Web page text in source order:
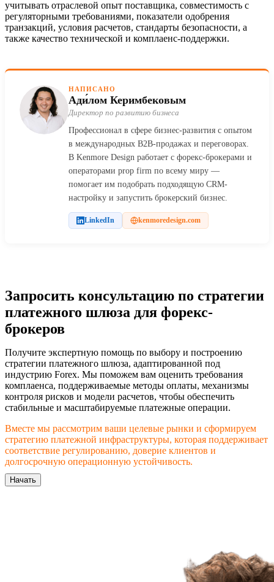
учитывать отраслевой опыт поставщика, совместимость с
регуляторными требованиями, показатели одобрения
транзакций, условия расчетов, стандарты безопасности, а
также качество технической и комплаенс-поддержки.
НАПИСАНО
Ади́лом Керимбековым
Директор по развитию бизнеса
Профессионал в сфере бизнес-развития с опытом
в международных B2B-продажах и переговорах.
В Kenmore Design работает с форекс-брокерами и
операторами prop firm по всему миру —
помогает им подобрать подходящую CRM-
настройку и запустить брокерский бизнес.
LinkedIn kenmoredesign.com
Запросить консультацию по стратегии
платежного шлюза для форекс-
брокеров
Получите экспертную помощь по выбору и построению
стратегии платежного шлюза, адаптированной под
индустрию Forex. Мы поможем вам оценить требования
комплаенса, поддерживаемые методы оплаты, механизмы
контроля рисков и модели расчетов, чтобы обеспечить
стабильные и масштабируемые платежные операции.
Вместе мы рассмотрим ваши целевые рынки и сформируем
стратегию платежной инфраструктуры, которая поддерживает
соответствие регулированию, доверие клиентов и
долгосрочную операционную устойчивость.
Начать